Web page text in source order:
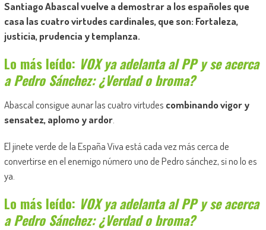
Santiago Abascal vuelve a demostrar a los españoles que
casa las cuatro virtudes cardinales, que son: Fortaleza,
justicia, prudencia y templanza.
Lo más leído: VOX ya adelanta al PP y se acerca
a Pedro Sánchez: ¿Verdad o broma?
Abascal consigue aunar las cuatro virtudes combinando vigor y
sensatez, aplomo y ardor.
El jinete verde de la España Viva está cada vez más cerca de
convertirse en el enemigo número uno de Pedro sánchez, si no lo es
ya.
Lo más leído: VOX ya adelanta al PP y se acerca
a Pedro Sánchez: ¿Verdad o broma?